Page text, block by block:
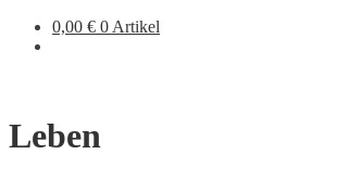
0,00 € 0 Artikel
Leben